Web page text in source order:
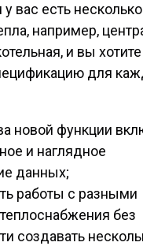
вас есть несколько
например,
и вы
для
новой функции
и наглядное
данных;
работы с разными
без
создавать